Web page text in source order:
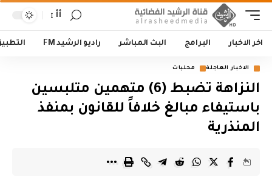
أأ
اخر الاخبار البرامج البث المباشر راديو الرشيد FM
الاخبار العاجلة محليات
النزاهة تضبط (6) متهمين متلبسين
باستيفاء مبالغ خلافاً للقانون بمنفذ
المنذرية